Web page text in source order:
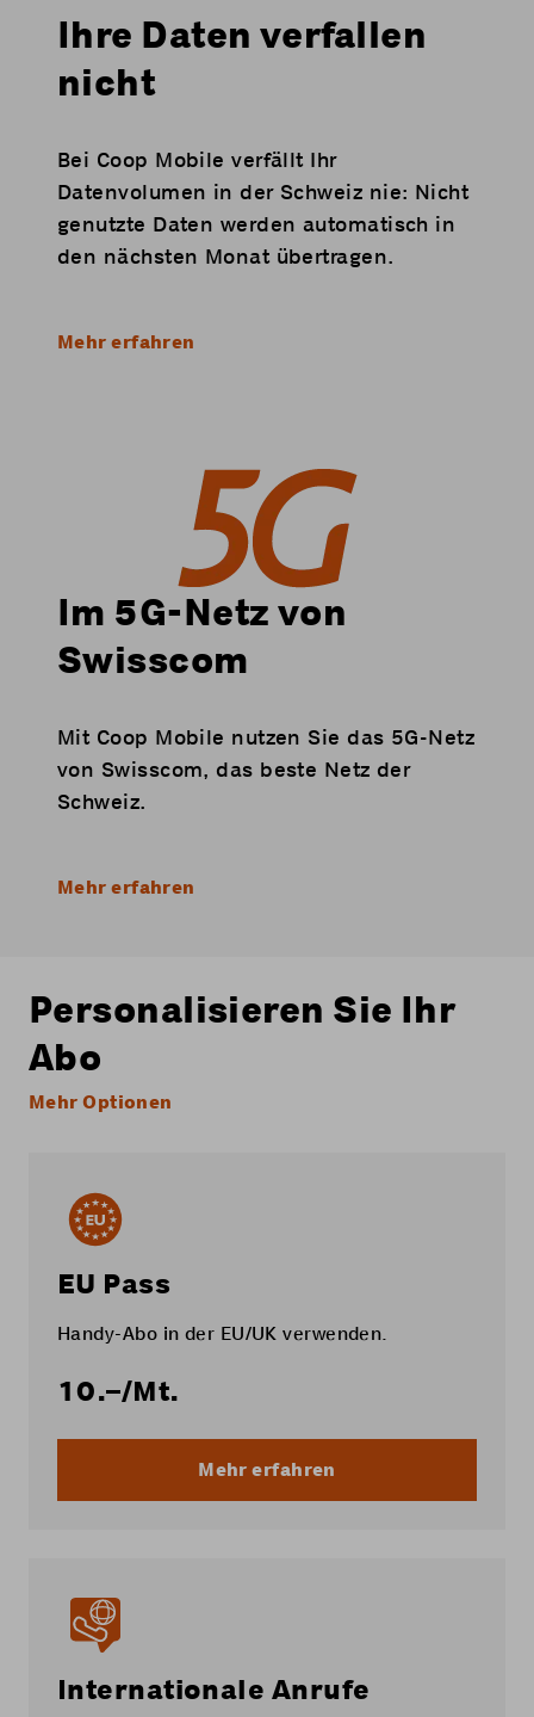
Ihre Daten verfallen
nicht
Bei Coop Mobile verfällt Ihr
Datenvolumen in der Schweiz nie: Nicht
genutzte Daten werden automatisch in
den nächsten Monat übertragen.
Mehr erfahren
Im 5G-Netz von
Swisscom
Mit Coop Mobile nutzen Sie das 5G-Netz
von Swisscom, das beste Netz der
Schweiz.
Mehr erfahren
Personalisieren Sie Ihr
Abo
Mehr Optionen
EU Pass
Handy-Abo in der EU/UK verwenden.
10.–/Mt.
Mehr erfahren
Internationale Anrufe